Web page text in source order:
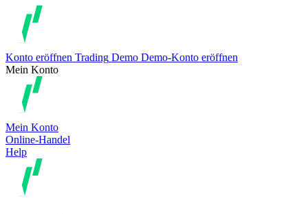
Konto eröffnen Trading Demo Demo-Konto eröffnen
Mein Konto
Mein Konto
Online-Handel
Help